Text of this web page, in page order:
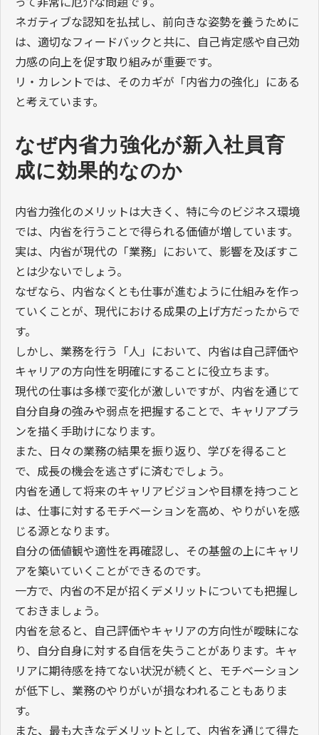
ネガティブな認知を払拭し、前向きな姿勢を養うために
は、適切なフィードバックと共に、自己肯定感や自己効
力感の向上を促す取り組みが重要です。
リ・カレントでは、そのカギが「内省力の強化」にある
と考えています。
なぜ内省力強化が新入社員育
成に効果的なのか
内省力強化のメリットは大きく、特に今のビジネス環境
では、内省を行うことで得られる価値が増しています。
実は、内省が現代の「業務」において、影響を及ぼすこ
とは少ないでしょう。
なぜなら、内省なくとも仕事が進むように仕組みを作っ
ていくことが、現代における成果の上げ方だったからで
す。
しかし、業務を行う「人」において、内省は自己評価や
キャリアの方向性を明確にすることに役立ちます。
現代の仕事は多様で変化が激しいですが、内省を通じて
自分自身の強みや弱点を把握することで、キャリアプラ
ンを描く手助けになります。
また、日々の業務の結果を振り返り、学びを得ること
で、成長の機会を逃さずに済むでしょう。
内省を通して将来のキャリアビジョンや目標を持つこと
は、仕事に対するモチベーションを高め、やりがいを感
じる源となります。
自分の価値観や適性を再確認し、その基盤の上にキャリ
アを築いていくことができるのです。
一方で、内省の不足が招くデメリットについても把握し
ておきましょう。
内省を怠ると、自己評価やキャリアの方向性が曖昧にな
り、自分自身に対する自信を失うことがあります。キャ
リアに期待感を持てない状況が続くと、モチベーション
が低下し、業務のやりがいが損なわれることもありま
す。
また、最も大きなデメリットとして、内省を通じて得た